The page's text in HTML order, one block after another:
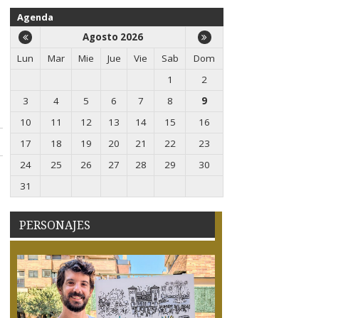
Agenda
Agosto 2026
Lun
Mar Mie Jue Vie Sab
Dom
1
2
3
4 5 6 7 8
9
10
11 12 13 14 15
16
17
18 19 20 21 22
23
24
25 26 27 28 29
30
31
PERSONAJES